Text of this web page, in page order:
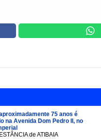
75 anos é
na Avenida Dom Pedro II, no
de ATIBAIA